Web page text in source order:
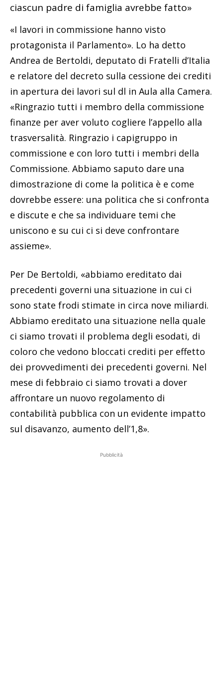
ciascun padre di famiglia avrebbe fatto»
«I lavori in commissione hanno visto
protagonista il Parlamento». Lo ha detto
Andrea de Bertoldi, deputato di Fratelli d’Italia
e relatore del decreto sulla cessione dei crediti
in apertura dei lavori sul dl in Aula alla Camera.
«Ringrazio tutti i membro della commissione
finanze per aver voluto cogliere l’appello alla
trasversalità. Ringrazio i capigruppo in
commissione e con loro tutti i membri della
Commissione. Abbiamo saputo dare una
dimostrazione di come la politica è e come
dovrebbe essere: una politica che si confronta
e discute e che sa individuare temi che
uniscono e su cui ci si deve confrontare
assieme».
Per De Bertoldi, «abbiamo ereditato dai
precedenti governi una situazione in cui ci
sono state frodi stimate in circa nove miliardi.
Abbiamo ereditato una situazione nella quale
ci siamo trovati il problema degli esodati, di
coloro che vedono bloccati crediti per effetto
dei provvedimenti dei precedenti governi. Nel
mese di febbraio ci siamo trovati a dover
affrontare un nuovo regolamento di
contabilità pubblica con un evidente impatto
sul disavanzo, aumento dell’1,8».
Pubblicità